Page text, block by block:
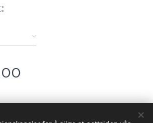
på dette nettstedet forbeholdt Gauldal Utleie